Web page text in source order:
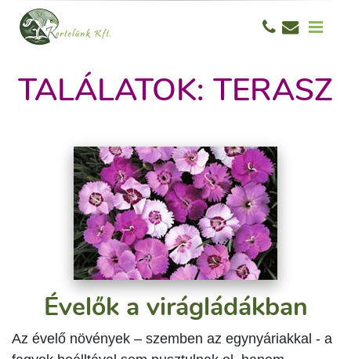
TALÁLATOK: TERASZ
Évelők a virágládákban
Az évelő növények – szemben az egynyáriakkal - a